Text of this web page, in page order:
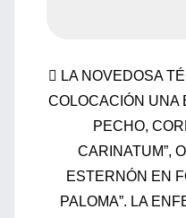
 LA NOVEDOSA
COLOCACIÓN UNA
PECHO,
CARINATUM”,
ESTERNÓN EN
PALOMA”. LA